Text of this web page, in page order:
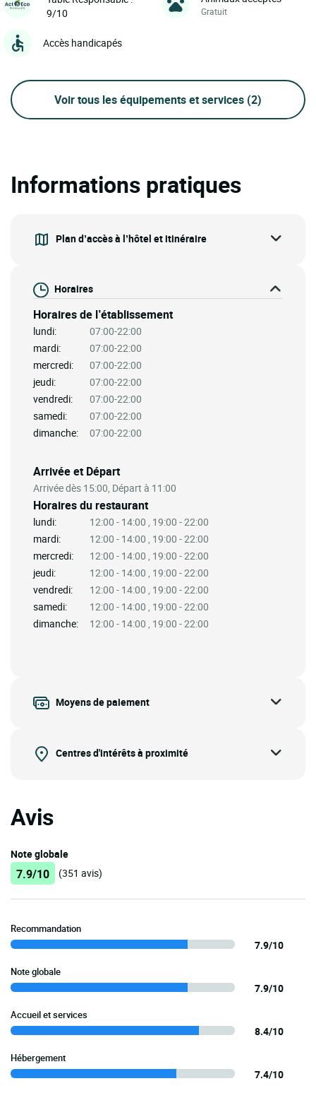
9/10
Gratuit
Accès handicapés
Voir tous les équipements et services (2)
Informations pratiques
Plan d’accès à l’hôtel et itinéraire
Horaires
Horaires de l’établissement
lundi:
07:00-22:00
mardi:
07:00-22:00
mercredi:
07:00-22:00
jeudi:
07:00-22:00
vendredi:
07:00-22:00
samedi:
07:00-22:00
dimanche:
07:00-22:00
Arrivée et Départ
Arrivée dès 15:00, Départ à 11:00
Horaires du restaurant
lundi:
12:00 - 14:00 , 19:00 - 22:00
mardi:
12:00 - 14:00 , 19:00 - 22:00
mercredi:
12:00 - 14:00 , 19:00 - 22:00
jeudi:
12:00 - 14:00 , 19:00 - 22:00
vendredi:
12:00 - 14:00 , 19:00 - 22:00
samedi:
12:00 - 14:00 , 19:00 - 22:00
dimanche:
12:00 - 14:00 , 19:00 - 22:00
Moyens de paiement
Centres d'intérêts à proximité
Avis
Note globale
7.9/10 (351 avis)
Recommandation
7.9/10
Note globale
7.9/10
Accueil et services
8.4/10
Hébergement
7.4/10